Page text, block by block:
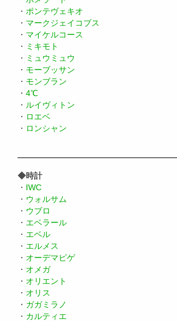
・ ポンテヴェキオ
・ マークジェイコブス
・ マイケルコース
・ ミキモト
・ ミュウミュウ
・ モーブッサン
・ モンブラン
・ 4℃
・ ルイヴィトン
・ ロエベ
・ ロンシャン
◆時計
・ IWC
・ ウォルサム
・ ウブロ
・ エベラール
・ エベル
・ エルメス
・ オーデマピゲ
・ オメガ
・ オリエント
・ オリス
・ ガガミラノ
・ カルティエ